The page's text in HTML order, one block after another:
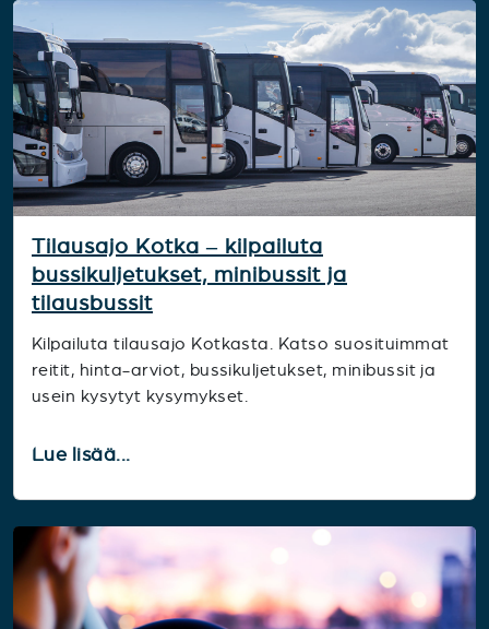
Tilausajo Kotka – kilpailuta
bussikuljetukset, minibussit ja
tilausbussit
Kilpailuta tilausajo Kotkasta. Katso suosituimmat
reitit, hinta-arviot, bussikuljetukset, minibussit ja
usein kysytyt kysymykset.
Lue lisää...